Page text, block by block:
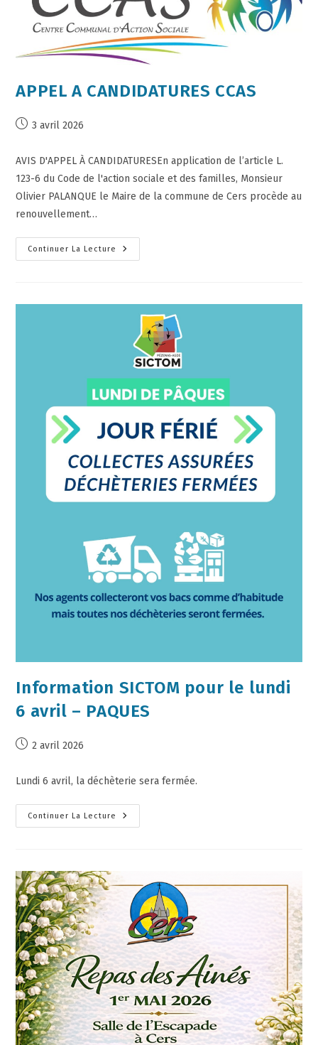
APPEL A CANDIDATURES CCAS
3 avril 2026
AVIS D'APPEL À CANDIDATURESEn application de l’article L.
123-6 du Code de l'action sociale et des familles, Monsieur
Olivier PALANQUE le Maire de la commune de Cers procède au
renouvellement…
Continuer La Lecture
Information SICTOM pour le lundi
6 avril – PAQUES
2 avril 2026
Lundi 6 avril, la déchèterie sera fermée.
Continuer La Lecture